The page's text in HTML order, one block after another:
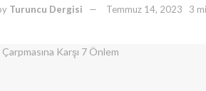
Turuncu Dergisi Temmuz 14, 2023 3